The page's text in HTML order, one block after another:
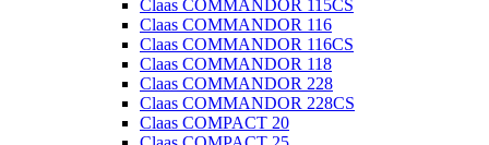
Claas COMMANDOR 115CS
Claas COMMANDOR 116
Claas COMMANDOR 116CS
Claas COMMANDOR 118
Claas COMMANDOR 228
Claas COMMANDOR 228CS
Claas COMPACT 20